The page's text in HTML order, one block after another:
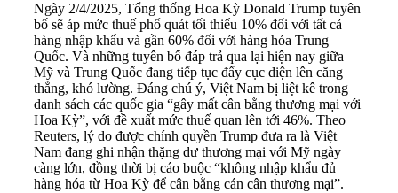
Ngày 2/4/2025, Tổng thống Hoa Kỳ Donald Trump tuyên
bố sẽ áp mức thuế phổ quát tối thiểu 10% đối với tất cả
hàng nhập khẩu và gần 60% đối với hàng hóa Trung
Quốc. Và những tuyên bố đáp trả qua lại hiện nay giữa
Mỹ và Trung Quốc đang tiếp tục đẩy cục diện lên căng
thẳng, khó lường. Đáng chú ý, Việt Nam bị liệt kê trong
danh sách các quốc gia “gây mất cân bằng thương mại với
Hoa Kỳ”, với đề xuất mức thuế quan lên tới 46%. Theo
Reuters, lý do được chính quyền Trump đưa ra là Việt
Nam đang ghi nhận thặng dư thương mại với Mỹ ngày
càng lớn, đồng thời bị cáo buộc “không nhập khẩu đủ
hàng hóa từ Hoa Kỳ để cân bằng cán cân thương mại”.